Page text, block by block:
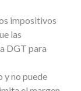
impositivos
las
DGT para
y no puede